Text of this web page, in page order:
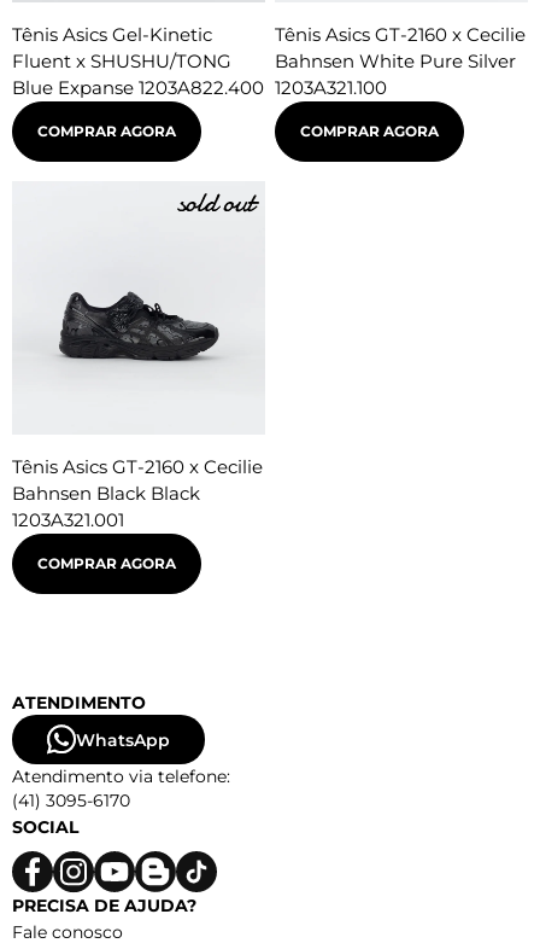
Tênis Asics Gel-Kinetic
Fluent x SHUSHU/TONG
Blue Expanse 1203A822.400
COMPRAR AGORA
Tênis Asics GT-2160 x Cecilie
Bahnsen White Pure Silver
1203A321.100
COMPRAR AGORA
Tênis Asics GT-2160 x Cecilie
Bahnsen Black Black
1203A321.001
COMPRAR AGORA
ATENDIMENTO
WhatsApp
Atendimento via telefone:
(41) 3095-6170
SOCIAL
PRECISA DE AJUDA?
Fale conosco